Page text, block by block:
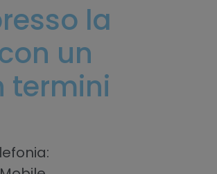
la
un
termini